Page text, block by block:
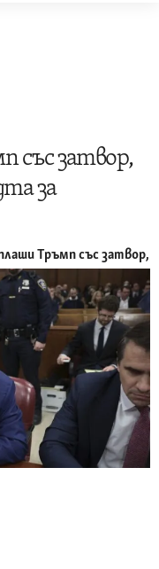
със затвор,
за
Тръмп със затвор,